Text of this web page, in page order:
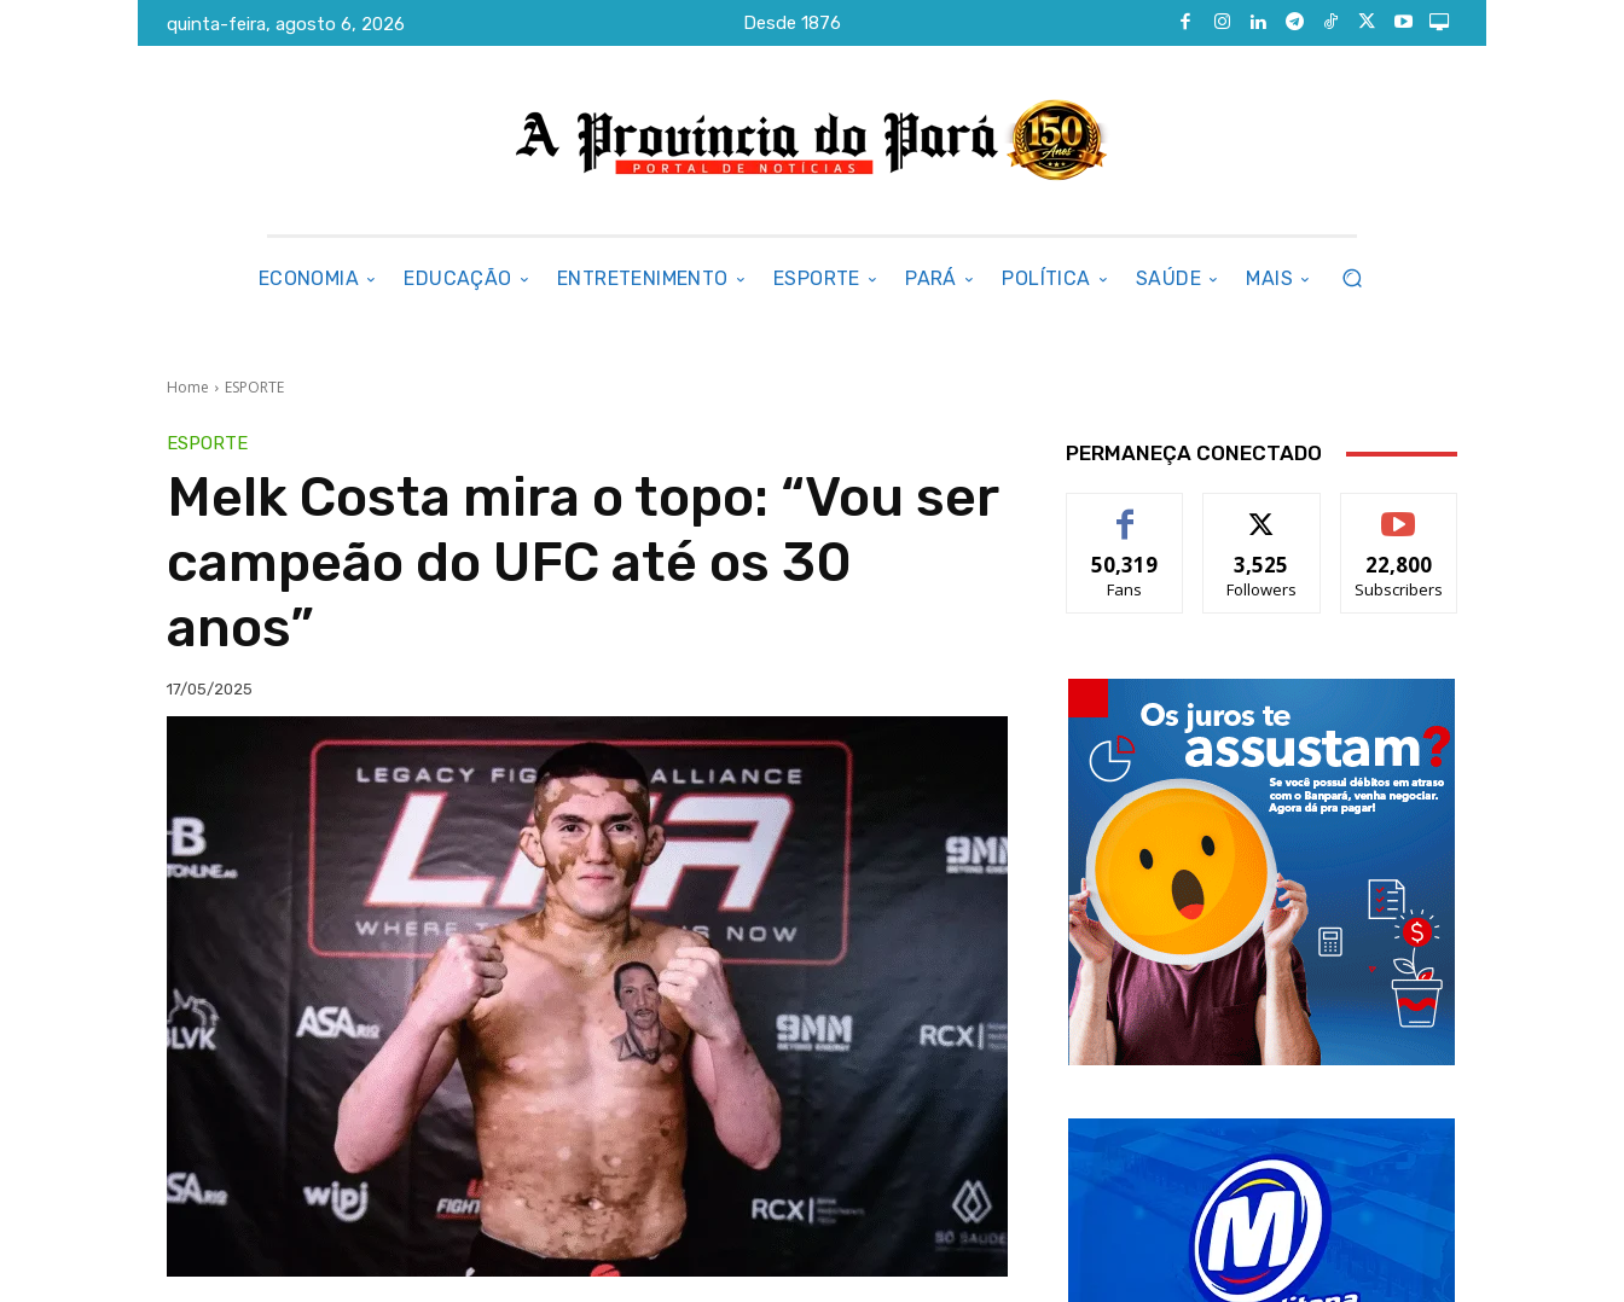
quinta-feira, agosto 6, 2026 Desde 1876
ECONOMIA EDUCAÇÃO ENTRETENIMENTO ESPORTE PARÁ POLÍTICA SAÚDE MAIS
Home ESPORTE
ESPORTE
Melk Costa mira o topo: “Vou ser
campeão do UFC até os 30
anos”
17/05/2025
PERMANEÇA CONECTADO
50,319
Fans
3,525
Followers
22,800
Subscribers